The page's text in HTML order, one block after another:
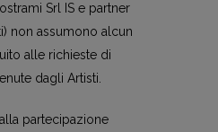
Srl IS e partner
non assumono alcun
alle richieste di
dagli Artisti.
partecipazione